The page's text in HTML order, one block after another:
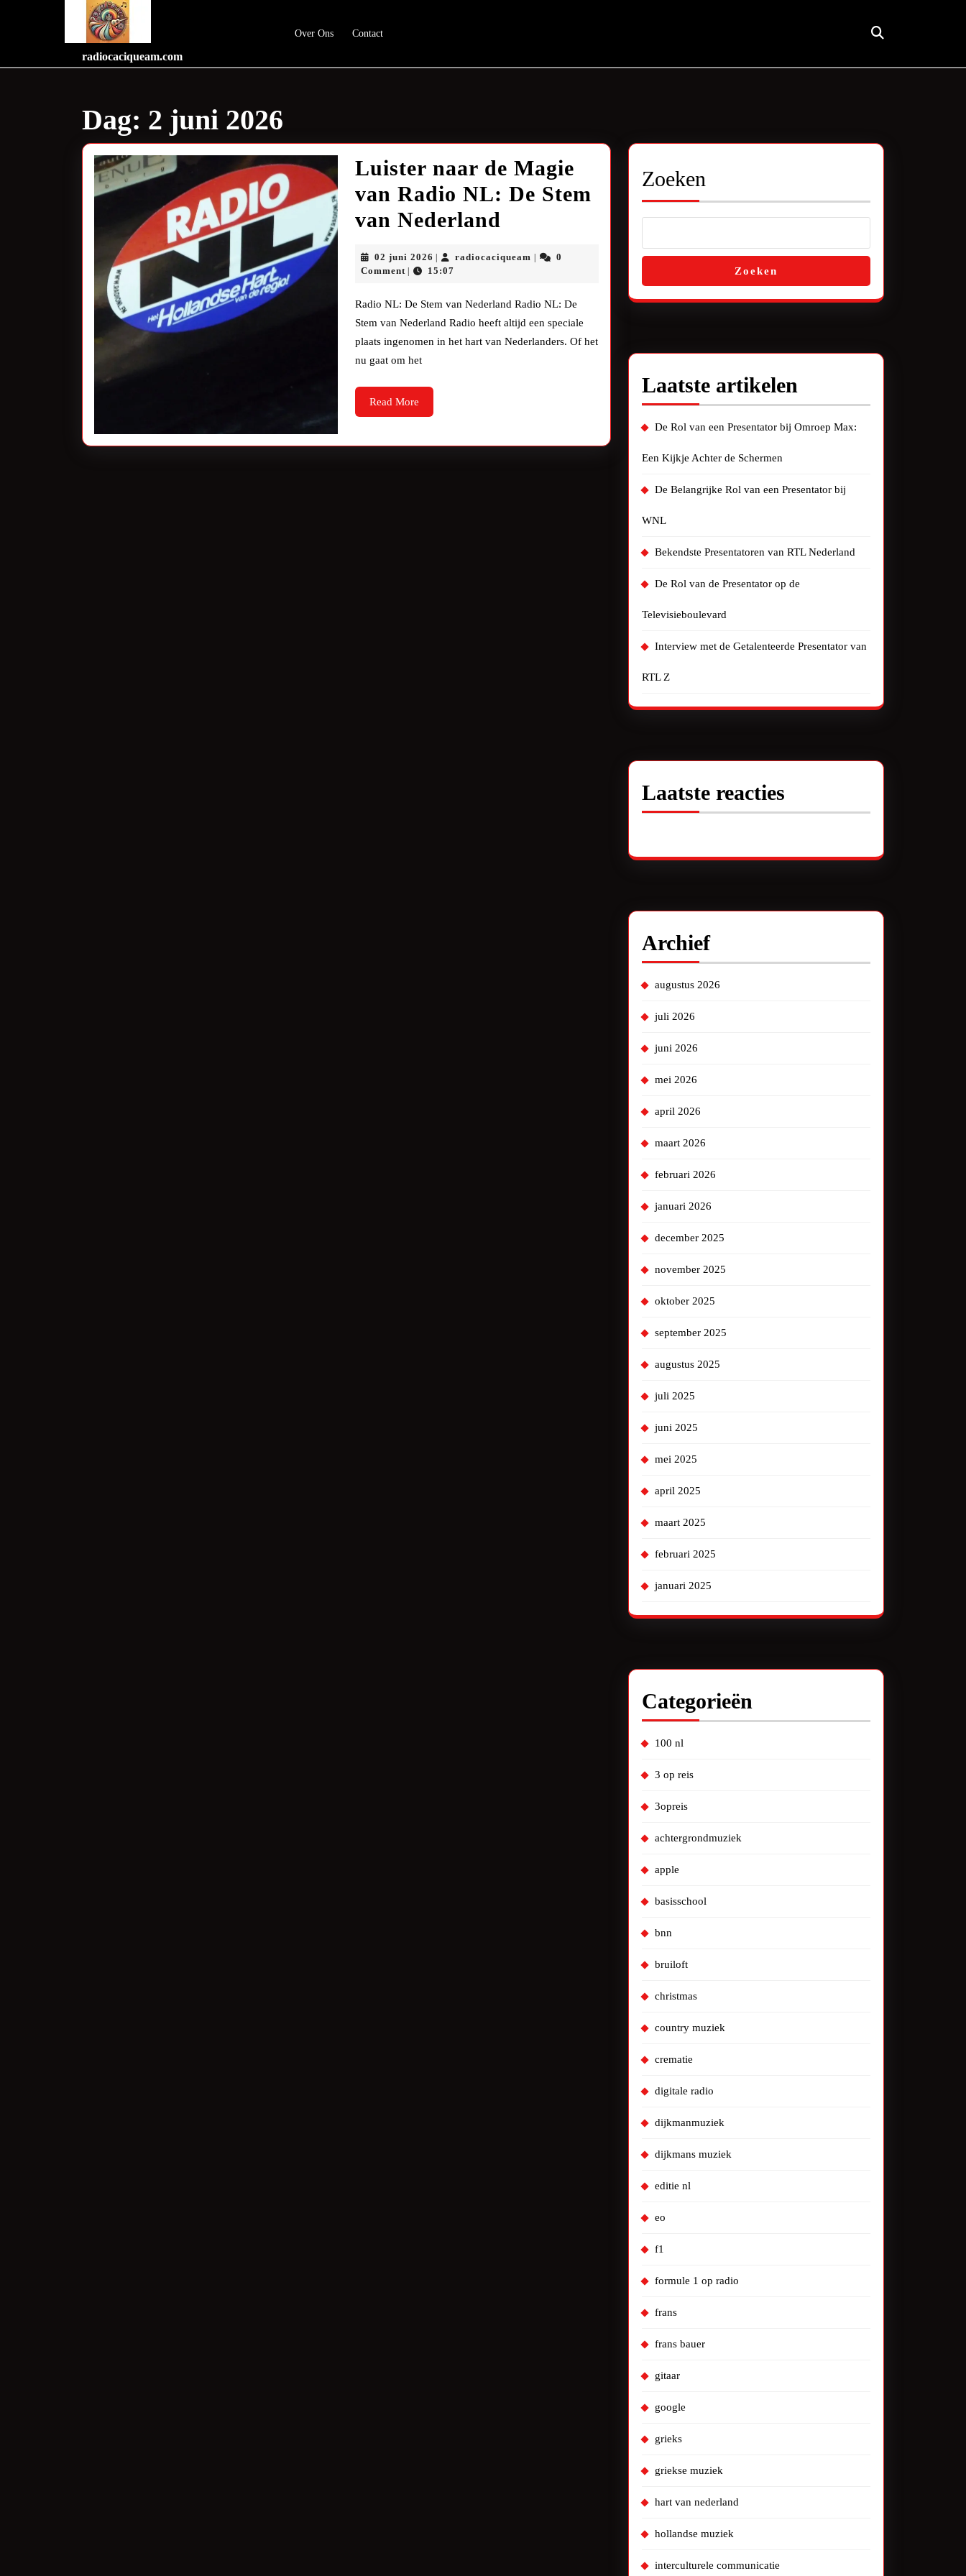
radiocaciqueam.com
Over Ons Contact
Dag: 2 juni 2026
Luister naar de Magie
van Radio NL: De Stem
van Nederland
de
Magie
van
Radio
van
02 juni 2026 02
juni
radiocaciqueam radiocaciqueam
0
Comment
15:07
Radio NL: De Stem van Nederland Radio NL: De
Stem van Nederland Radio heeft altijd een speciale
plaats ingenomen in het hart van Nederlanders. Of het
nu gaat om het
Read More
More
Zoeken
Zoeken
Laatste artikelen
De Rol van een Presentator bij Omroep Max:
Een Kijkje Achter de Schermen
De Belangrijke Rol van een Presentator bij
WNL
Bekendste Presentatoren van RTL Nederland
De Rol van de Presentator op de
Televisieboulevard
Interview met de Getalenteerde Presentator van
RTL Z
Laatste reacties
Archief
augustus 2026
juli 2026
juni 2026
mei 2026
april 2026
maart 2026
februari 2026
januari 2026
december 2025
november 2025
oktober 2025
september 2025
augustus 2025
juli 2025
juni 2025
mei 2025
april 2025
maart 2025
februari 2025
januari 2025
Categorieën
100 nl
3 op reis
3opreis
achtergrondmuziek
apple
basisschool
bnn
bruiloft
christmas
country muziek
crematie
digitale radio
dijkmanmuziek
dijkmans muziek
editie nl
eo
f1
formule 1 op radio
frans
frans bauer
gitaar
google
grieks
griekse muziek
hart van nederland
hollandse muziek
interculturele communicatie